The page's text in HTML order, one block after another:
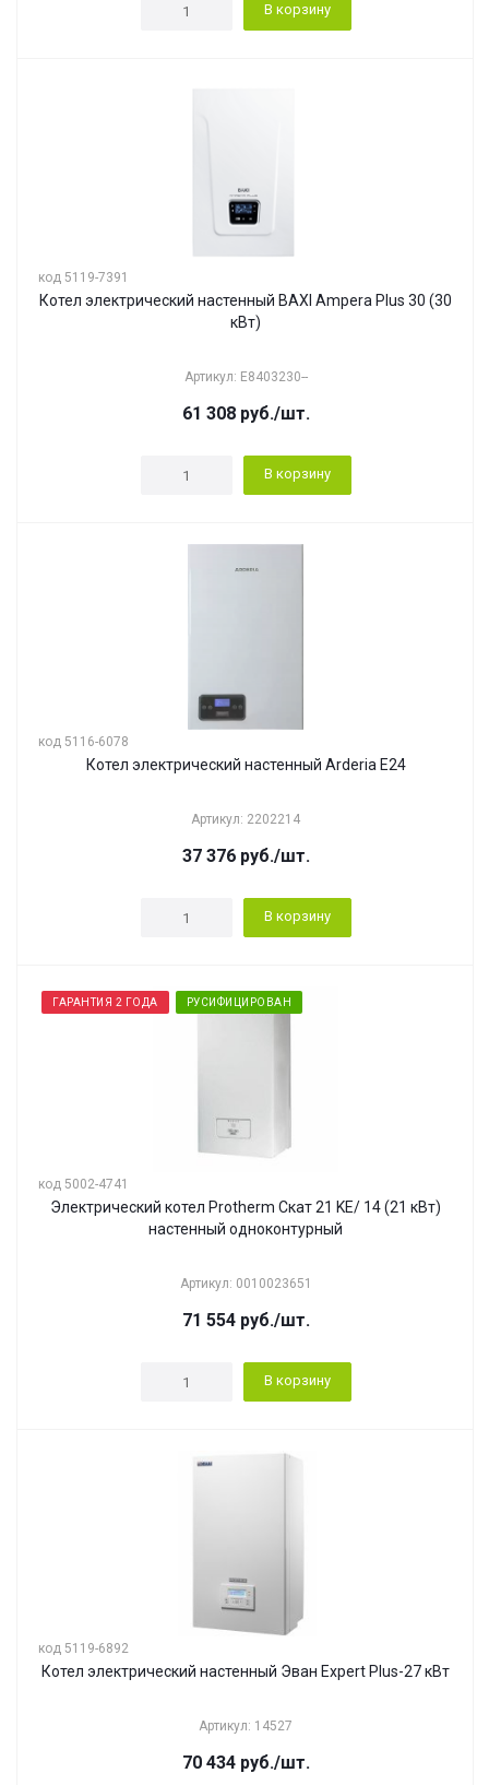
В корзину
код 5119-7391
Котел электрический настенный BAXI Ampera Plus 30 (30
кВт)
Артикул: E8403230--
61 308руб./шт.
В корзину
код 5116-6078
Котел электрический настенный Arderia E24
Артикул: 2202214
37 376руб./шт.
В корзину
ГАРАНТИЯ 2 ГОДА РУСИФИЦИРОВАН
код 5002-4741
Электрический котел Protherm Скат 21 KE/ 14 (21 кВт)
настенный одноконтурный
Артикул: 0010023651
71 554руб./шт.
В корзину
код 5119-6892
Котел электрический настенный Эван Expert Plus-27 кВт
Артикул: 14527
70 434руб./шт.